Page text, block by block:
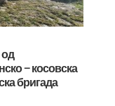
– косовска
бригада